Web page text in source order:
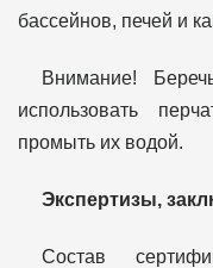
бассейнов, печей и
Внимание!
использовать
промыть их водой.
Экспертизы,
Состав